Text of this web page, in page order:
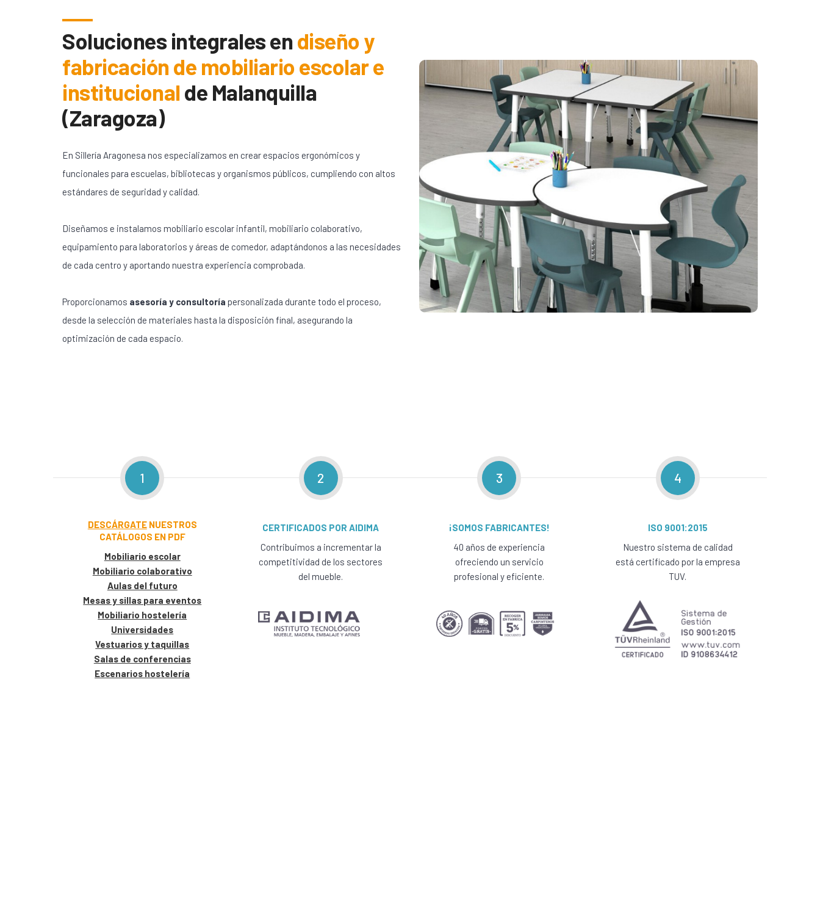
Soluciones integrales endiseño y
fabricación de mobiliario escolar e
institucionalde Malanquilla
(Zaragoza)
En Sillería Aragonesa nos especializamos en crear espacios ergonómicos y
funcionales para escuelas, bibliotecas y organismos públicos, cumpliendo con altos
estándares de seguridad y calidad.
Diseñamos e instalamos mobiliario escolar infantil, mobiliario colaborativo,
equipamiento para laboratorios y áreas de comedor, adaptándonos a las necesidades
de cada centro y aportando nuestra experiencia comprobada.
Proporcionamos asesoría y consultoría personalizada durante todo el proceso,
desde la selección de materiales hasta la disposición final, asegurando la
optimización de cada espacio.
1
DESCÁRGATENUESTROS
CATÁLOGOS EN PDF
Mobiliario escolar
Mobiliario colaborativo
Aulas del futuro
Mesas y sillas para eventos
Mobiliario hostelería
Universidades
Vestuarios y taquillas
Salas de conferencias
Escenarios hostelería
2
CERTIFICADOS POR AIDIMA
Contribuimos a incrementar la
competitividad de los sectores
del mueble.
3
¡SOMOS FABRICANTES!
40 años de experiencia
ofreciendo un servicio
profesional y eficiente.
4
ISO 9001:2015
Nuestro sistema de calidad
está certificado por la empresa
TUV.